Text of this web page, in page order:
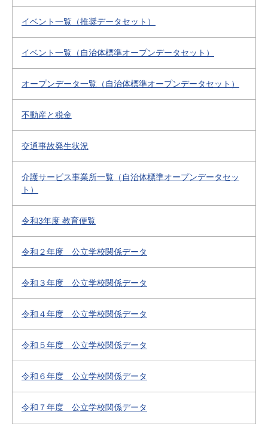
イベント一覧（推奨データセット）
イベント一覧（自治体標準オープンデータセット）
オープンデータ一覧（自治体標準オープンデータセット）
不動産と税金
交通事故発生状況
介護サービス事業所一覧（自治体標準オープンデータセッ
ト）
令和3年度 教育便覧
令和２年度 公立学校関係データ
令和３年度 公立学校関係データ
令和４年度 公立学校関係データ
令和５年度 公立学校関係データ
令和６年度 公立学校関係データ
令和７年度 公立学校関係データ